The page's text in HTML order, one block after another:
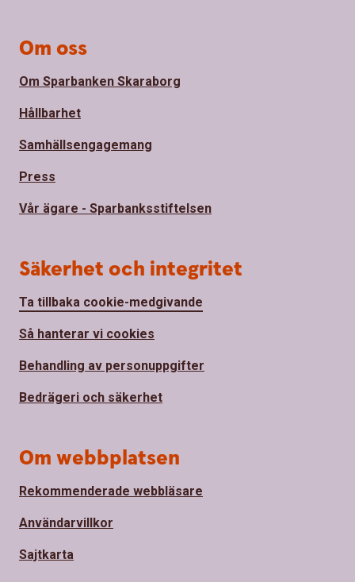
Om oss
Om Sparbanken Skaraborg
Hållbarhet
Samhällsengagemang
Press
Vår ägare - Sparbanksstiftelsen
Säkerhet och integritet
Ta tillbaka cookie-medgivande
Så hanterar vi cookies
Behandling av personuppgifter
Bedrägeri och säkerhet
Om webbplatsen
Rekommenderade webbläsare
Användarvillkor
Sajtkarta